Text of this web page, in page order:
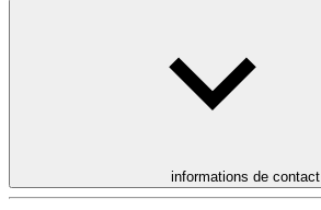
informations de contact